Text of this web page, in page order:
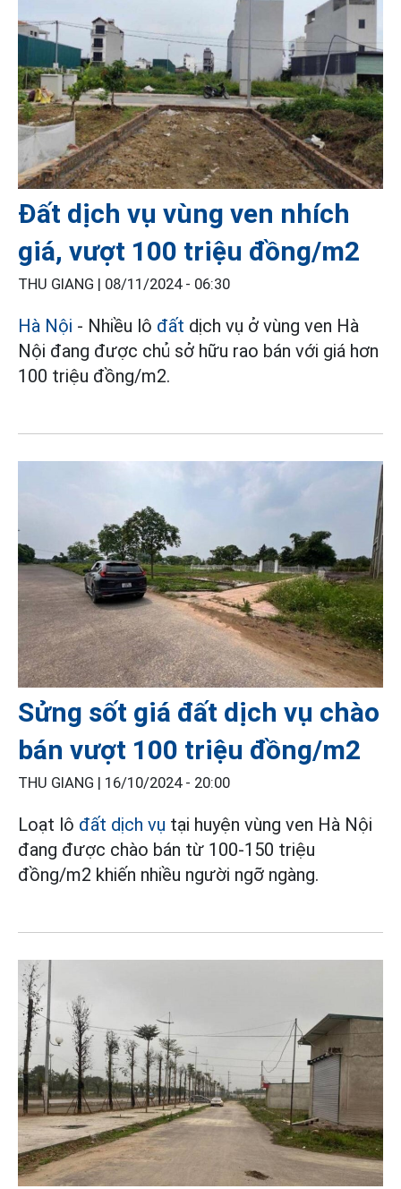
Đất dịch vụ vùng ven nhích
giá, vượt 100 triệu đồng/m2
THU GIANG | 08/11/2024 - 06:30
Hà Nội - Nhiều lô đất dịch vụ ở vùng ven Hà
Nội đang được chủ sở hữu rao bán với giá hơn
100 triệu đồng/m2.
Sửng sốt giá đất dịch vụ chào
bán vượt 100 triệu đồng/m2
THU GIANG | 16/10/2024 - 20:00
Loạt lô đất dịch vụ tại huyện vùng ven Hà Nội
đang được chào bán từ 100-150 triệu
đồng/m2 khiến nhiều người ngỡ ngàng.